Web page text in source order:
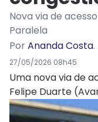
Nova via de
Paralela
PorAnanda Costa.
27/05/2026 08h45
Uma nova via de
Felipe Duarte